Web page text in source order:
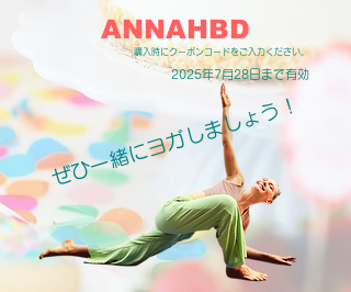
ANNAHBD
2025年7月28日まで有効​
ぜひ一緒にヨガしましょう！​​
​購入時にクーポンコードをご入力ください。